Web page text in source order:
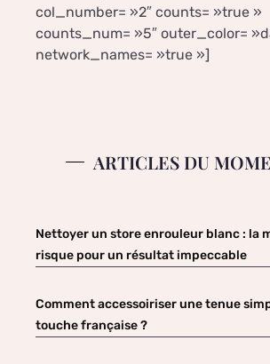
col_number= »2″ counts= »true »
counts_num= »5″ outer_color=
network_names= »true »]
ARTICLES DU
Nettoyer un store enrouleur blanc : la
risque pour un résultat impeccable
Comment accessoiriser une tenue
touche française ?